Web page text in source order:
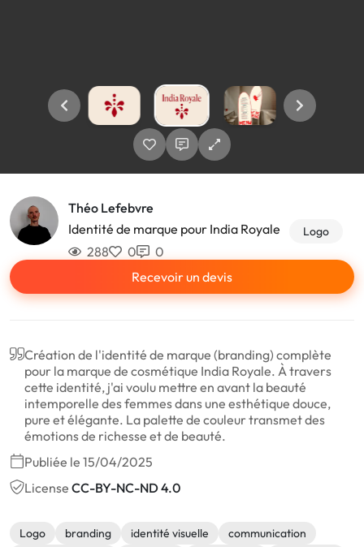
Théo Lefebvre
Identité de marque pour India Royale
Logo
288 0
0
Recevoir un devis
Création de l'identité de marque (branding) complète
pour la marque de cosmétique India Royale. À travers
cette identité, j'ai voulu mettre en avant la beauté
intemporelle des femmes dans une esthétique douce,
pure et élégante. La palette de couleur transmet des
émotions de richesse et de beauté.
Publiée le 15/04/2025
License CC-BY-NC-ND 4.0
Logo branding identité visuelle
communication